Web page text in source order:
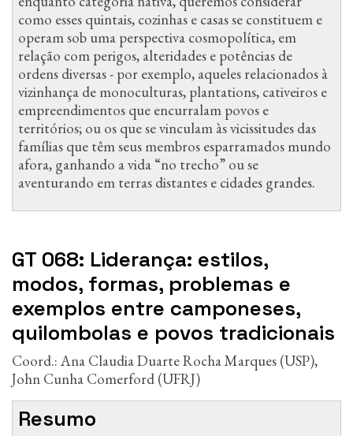
como esses quintais, cozinhas e casas se constituem e
operam sob uma perspectiva cosmopolítica, em
relação com perigos, alteridades e potências de
ordens diversas - por exemplo, aqueles relacionados à
vizinhança de monoculturas, plantations, cativeiros e
empreendimentos que encurralam povos e
territórios; ou os que se vinculam às vicissitudes das
famílias que têm seus membros esparramados mundo
afora, ganhando a vida “no trecho” ou se
aventurando em terras distantes e cidades grandes.
GT 068: Liderança: estilos,
modos, formas, problemas e
exemplos entre camponeses,
quilombolas e povos tradicionais
Coord.: Ana Claudia Duarte Rocha Marques (USP),
John Cunha Comerford (UFRJ)
Resumo